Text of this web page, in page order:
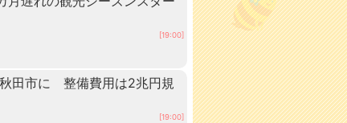
[19:00]
田市に 整備費用は2兆円規
[19:00]